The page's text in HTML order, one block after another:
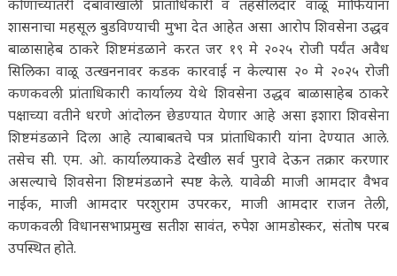
कोणाच्यातरी दबावाखाली प्रांताधिकारी व तहसीलदार वाळू माफियांना
शासनाचा महसूल बुडविण्याची मुभा देत आहेत असा आरोप शिवसेना उद्धव
बाळासाहेब ठाकरे शिष्टमंडळाने करत जर १९ मे २०२५ रोजी पर्यंत अवैध
सिलिका वाळू उत्खननावर कडक कारवाई न केल्यास २० मे २०२५ रोजी
कणकवली प्रांताधिकारी कार्यालय येथे शिवसेना उद्धव बाळासाहेब ठाकरे
पक्षाच्या वतीने धरणे आंदोलन छेडण्यात येणार आहे असा इशारा शिवसेना
शिष्टमंडळाने दिला आहे त्याबाबतचे पत्र प्रांताधिकारी यांना देण्यात आले.
तसेच सी. एम. ओ. कार्यालयाकडे देखील सर्व पुरावे देऊन तक्रार करणार
असल्याचे शिवसेना शिष्टमंडळाने स्पष्ट केले. यावेळी माजी आमदार वैभव
नाईक, माजी आमदार परशुराम उपरकर, माजी आमदार राजन तेली,
कणकवली विधानसभाप्रमुख सतीश सावंत, रुपेश आमडोस्कर, संतोष परब
उपस्थित होते.